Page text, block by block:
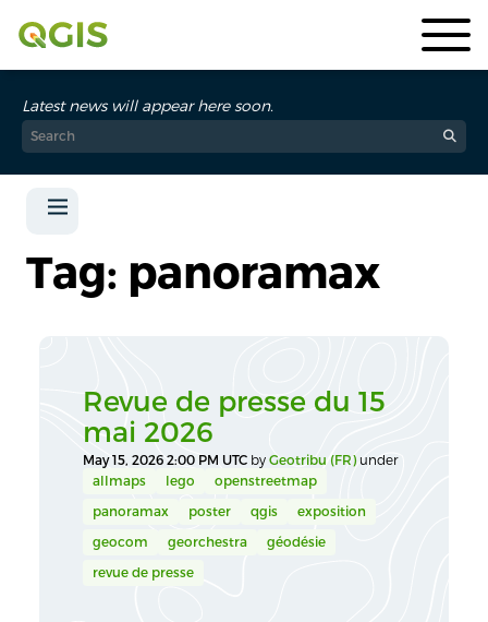
Latest news will appear here soon.
Tag: panoramax
Revue de presse du 15
mai 2026
May 15, 2026 2:00 PM UTC by Geotribu (FR) under
allmaps
lego openstreetmap
panoramax poster qgis exposition
geocom georchestra géodésie
revue de presse